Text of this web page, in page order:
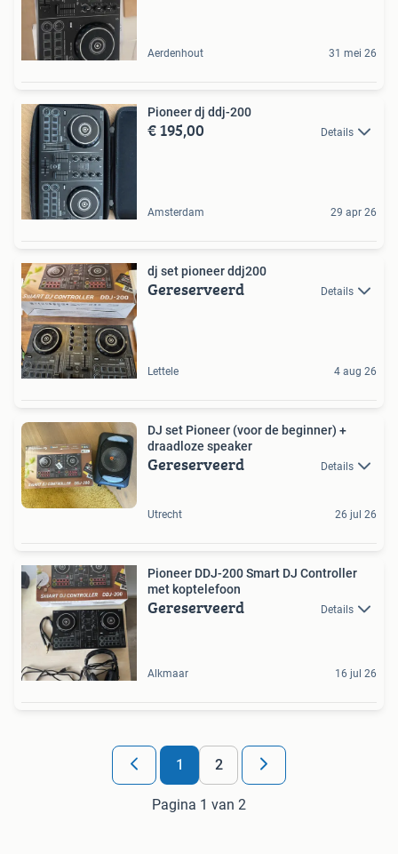
Aerdenhout 31 mei 26
Pioneer dj ddj-200
€ 195,00 Details
Amsterdam 29 apr 26
dj set pioneer ddj200
Gereserveerd Details
Lettele 4 aug 26
DJ set Pioneer (voor de beginner) +
draadloze speaker
Gereserveerd Details
Utrecht 26 jul 26
Pioneer DDJ-200 Smart DJ Controller
met koptelefoon
Gereserveerd Details
Alkmaar 16 jul 26
1 2
Pagina 1 van 2